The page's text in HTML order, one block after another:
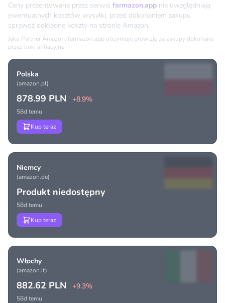
Ceny prezentowane przez serwis farmazon.app nie uwzględniają
ewentualnych kosztów wysyłki, przed dokonaniem zakupu
sprawdź dokładne koszty na stronie Amazon.
Jako Partner Amazon, farmazon.app otrzymuje prowizję za zakupy dokonane
przez linki afiliacyjne.
Polska
(amazon.pl)
878.99 PLN +8.9%
58d temu
Kup teraz
Niemcy
(amazon.de)
Produkt niedostępny
58d temu
Kup teraz
Włochy
(amazon.it)
882.62 PLN +9.3%
58d temu